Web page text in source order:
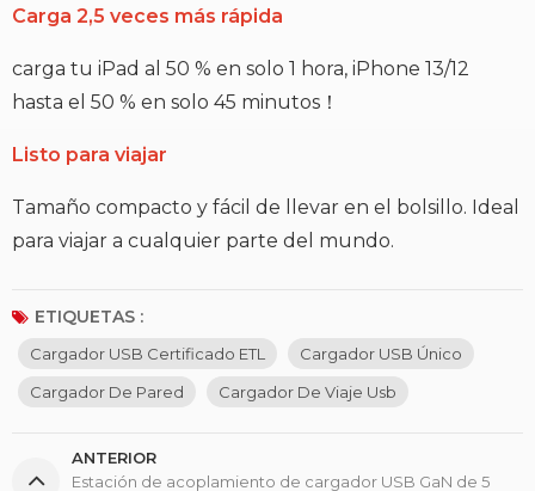
Carga 2,5 veces más rápida
carga tu iPad al 50 % en solo 1 hora, iPhone 13/12
hasta el 50 % en solo 45 minutos！
Listo para viajar
Tamaño compacto y fácil de llevar en el bolsillo. Ideal
para viajar a cualquier parte del mundo.
ETIQUETAS :
Cargador USB Certificado ETL
Cargador USB Único
Cargador De Pared
Cargador De Viaje Usb
ANTERIOR
Estación de acoplamiento de cargador USB GaN de 5